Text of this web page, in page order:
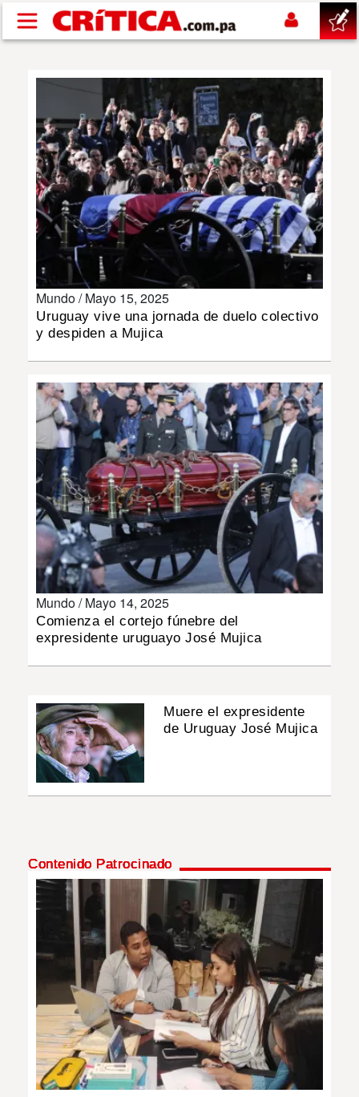
Pasar al contenido principal
NACIONAL
POLÍTICA
DEPORTES
MUNDO
INSÓLITAS
MULTIMEDIA
IMPRESO
Mundo /Mayo 15, 2025
Uruguay vive una jornada de duelo colectivo
y despiden a Mujica
Mundo /Mayo 14, 2025
Comienza el cortejo fúnebre del
expresidente uruguayo José Mujica
Muere el expresidente
de Uruguay José Mujica
Contenido Patrocinado